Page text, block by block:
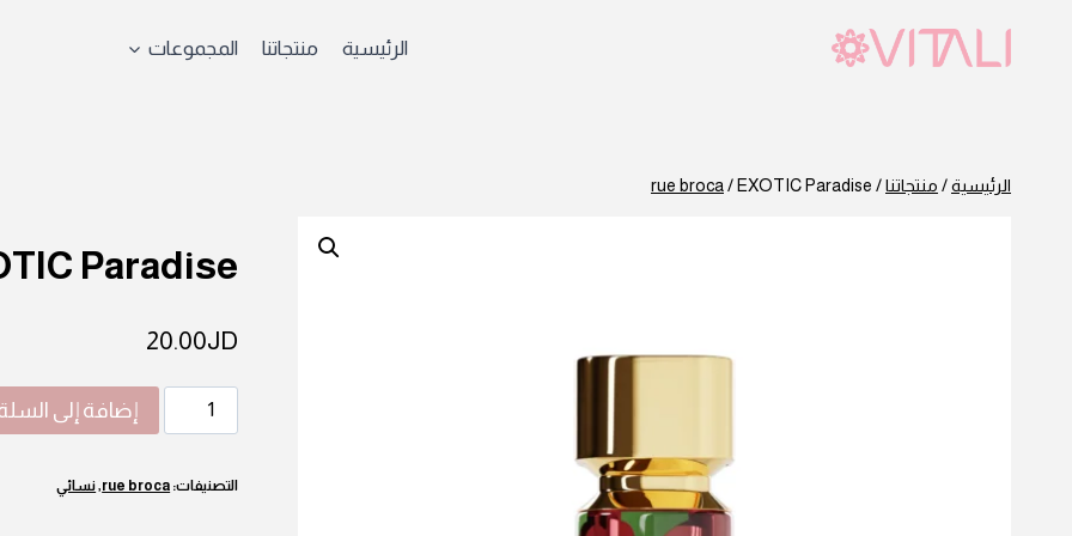
الرئيسية منتجاتنا المجموعات
الرئيسية/ منتجاتنا/
rue broca/ EXOTIC Paradise
Paradise
JD
20.00
كمية
EXOTIC
إضافة إلى
التصنيفات: rue broca
,نسائي